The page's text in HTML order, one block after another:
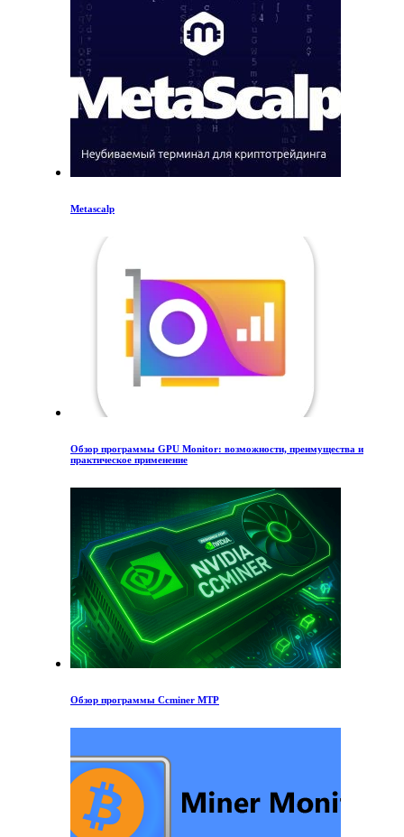
Metascalp
Обзор программы GPU Monitor: возможности, преимущества и
практическое применение
Обзор программы Ccminer MTP